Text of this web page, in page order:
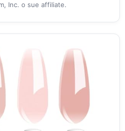
Inc. o sue affiliate.